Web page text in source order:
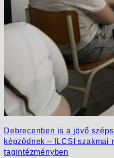
Debrecenben is a jövő
képződnek – ILCSI szakmai
tagintézményben